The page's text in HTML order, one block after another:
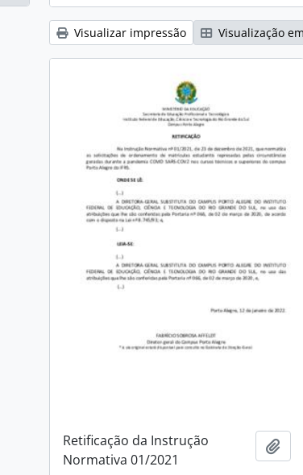
Visualizar impressão Visualização
Retificação da Instrução
Normativa 01/2021